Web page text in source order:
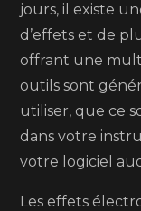
jours, il existe
d’effets et de
offrant une
outils sont
utiliser, que ce
dans votre
votre logiciel
Les effets